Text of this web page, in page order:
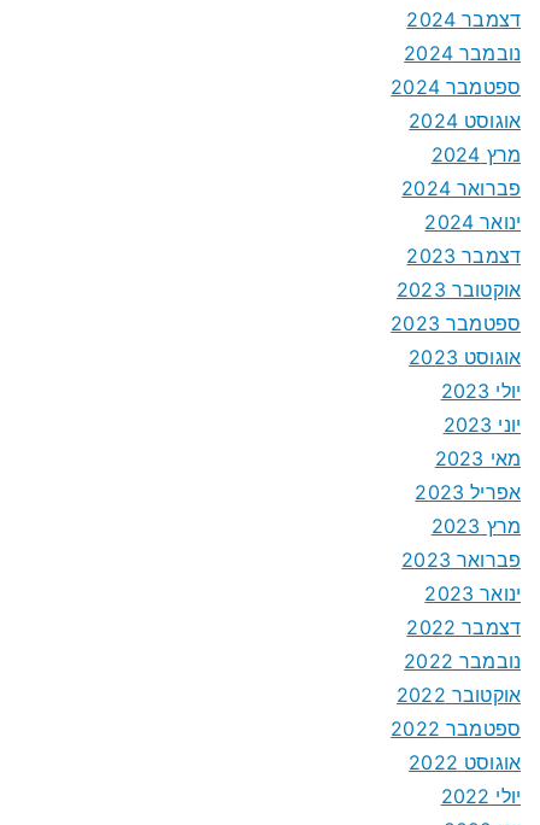
דצמבר 2024
נובמבר 2024
ספטמבר 2024
אוגוסט 2024
מרץ 2024
פברואר 2024
ינואר 2024
דצמבר 2023
אוקטובר 2023
ספטמבר 2023
אוגוסט 2023
יולי 2023
יוני 2023
מאי 2023
אפריל 2023
מרץ 2023
פברואר 2023
ינואר 2023
דצמבר 2022
נובמבר 2022
אוקטובר 2022
ספטמבר 2022
אוגוסט 2022
יולי 2022